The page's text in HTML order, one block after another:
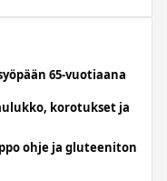
65-vuotiaana
korotukset ja
ohje ja gluteeniton